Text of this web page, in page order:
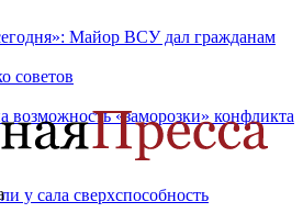
Майор ВСУ дал гражданам
советов
возможность «заморозки» конфликта
у сала сверхспособность